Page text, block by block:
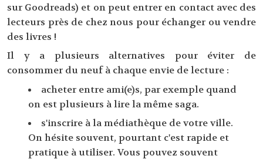
sur Goodreads) et on peut entrer en contact avec des
lecteurs près de chez nous pour échanger ou vendre
des livres !
Il y a plusieurs alternatives pour éviter de
consommer du neuf à chaque envie de lecture :
acheter entre ami(e)s, par exemple quand
on est plusieurs à lire la même saga.
s'inscrire à la médiathèque de votre ville.
On hésite souvent, pourtant c'est rapide et
pratique à utiliser. Vous pouvez souvent